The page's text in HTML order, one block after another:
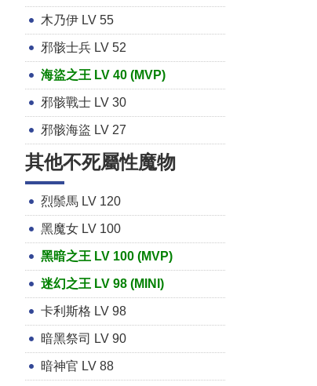
木乃伊 LV 55
邪骸士兵 LV 52
海盜之王 LV 40 (MVP)
邪骸戰士 LV 30
邪骸海盜 LV 27
其他不死屬性魔物
烈鬃馬 LV 120
黑魔女 LV 100
黑暗之王 LV 100 (MVP)
迷幻之王 LV 98 (MINI)
卡利斯格 LV 98
暗黑祭司 LV 90
暗神官 LV 88